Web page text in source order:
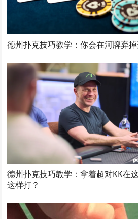
德州扑克技巧教学：你会在河牌弃掉
德州扑克技巧教学：拿着超对KK在
这样打？